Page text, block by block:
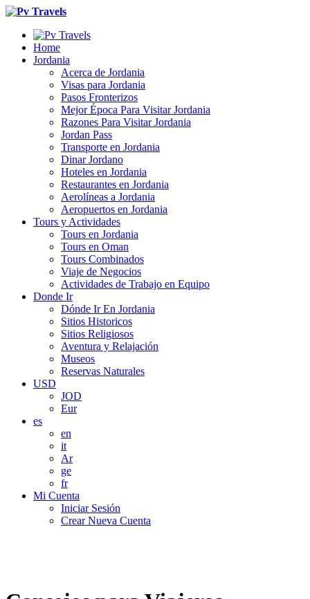
Home
Jordania
Acerca de Jordania
Visas para Jordania
Pasos Fronterizos
Mejor Época Para Visitar Jordania
Razones Para Visitar Jordania
Jordan Pass
Transporte en Jordania
Dinar Jordano
Hoteles en Jordania
Restaurantes en Jordania
Aerolíneas a Jordania
Aeropuertos en Jordania
Tours y Actividades
Tours en Jordania
Tours en Oman
Tours Combinados
Viaje de Negocios
Actividades de Trabajo en Equipo
Donde Ir
Dónde Ir En Jordania
Sitios Historicos
Sitios Religiosos
Aventura y Relajación
Museos
Reservas Naturales
USD
JOD
Eur
es
en
it
Ar
ge
fr
Mi Cuenta
Iniciar Sesión
Crear Nueva Cuenta